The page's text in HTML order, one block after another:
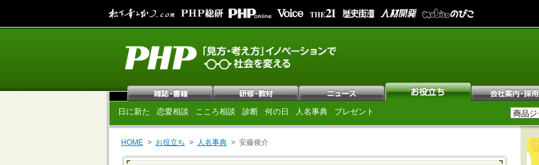
日に新た 恋愛相談 こころ相談 診断 何の日 人名事典 プレゼント
HOME お役立ち 人名事典 安藤俊介